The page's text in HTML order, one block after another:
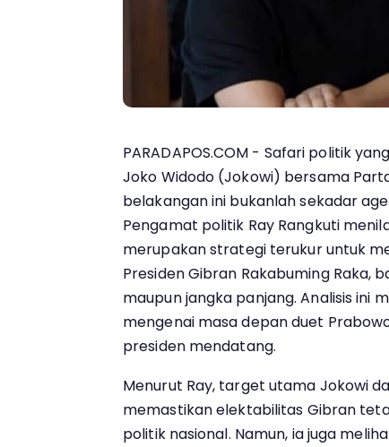
PARADAPOS.COM - Safari politik
Joko Widodo (Jokowi) bersama
belakangan ini bukanlah sekadar
Pengamat politik Ray Rangkuti
merupakan strategi terukur untuk
Presiden Gibran Rakabuming Raka,
maupun jangka panjang. Analisis ini
mengenai masa depan duet
presiden mendatang.
Menurut Ray, target utama Jokowi
memastikan elektabilitas Gibran
politik nasional. Namun, ia juga